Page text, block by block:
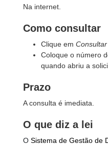
Na internet.
Como consultar
Clique em Consultar
Coloque o número
quando abriu a
Prazo
A consulta é imediata.
O que diz a lei
O Sistema de Gestão de